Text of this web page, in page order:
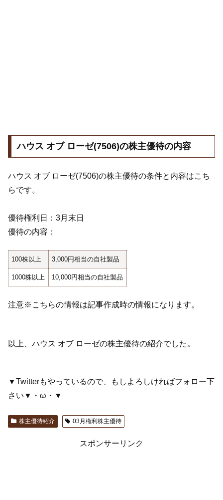
ハウス オブ ローゼ(7506)の株主優待の内容
ハウス オブ ローゼ(7506)の株主優待の条件と内容はこち
らです。
優待権利日：3月末日
優待の内容：
100株以上 3,000円相当の自社製品
1000株以上 10,000円相当の自社製品
注意※こちらの情報は記事作成時の情報になります。
以上、ハウス オブ ローゼの株主優待の紹介でした。
▼Twitterもやっているので、もしよろしければフォロー下
さい▼・ω・▼
株主優待紹介 03月権利株主優待
スポンサーリンク